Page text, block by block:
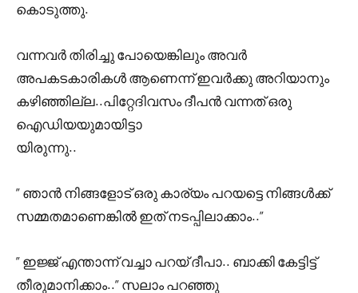
കൊടുത്തു.
വന്നവർ തിരിച്ചു പോയെങ്കിലും അവർ
അപകടകാരികൾ ആണെന്ന് ഇവർക്കു അറിയാനും
കഴിഞ്ഞില്ല..പിറ്റേദിവസം ദീപൻ വന്നത് ഒരു
ഐഡിയയുമായിട്ടാ
യിരുന്നു..
” ഞാൻ നിങ്ങളോട് ഒരു കാര്യം പറയട്ടെ നിങ്ങൾക്ക്
സമ്മതമാണെങ്കിൽ ഇത് നടപ്പിലാക്കാം..”
” ഇജ്ജ് എന്താന്ന് വച്ചാ പറയ് ദീപാ.. ബാക്കി കേട്ടിട്ട്
തീരുമാനിക്കാം..” സലാം പറഞ്ഞു